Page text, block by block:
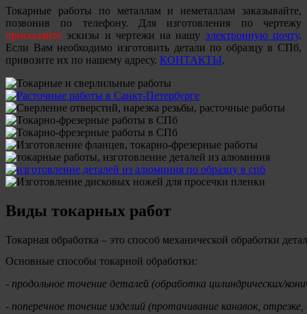
Токарные работы по металлам и неметаллам заказывайте,
позвонив по телефону. Для изготовления по чертежу
присылайте эскизы и чертежи на нашу электронную почту.
Если Вам необходимо изготовить детали по образцу в СПб,
привозите их по нашему адресу. КОНТАКТЫ.
Виды токарных работ
Токарная обработка – это способ механической обработки
Основные способы токарной обработки:
- продольное точение деталей (обработка цилиндрических/
- поперечное точение изделий (протачивание канавок,